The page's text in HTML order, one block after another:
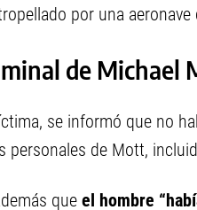
por una
de Michael
se informó que no
personales de Mott,
que el hombre